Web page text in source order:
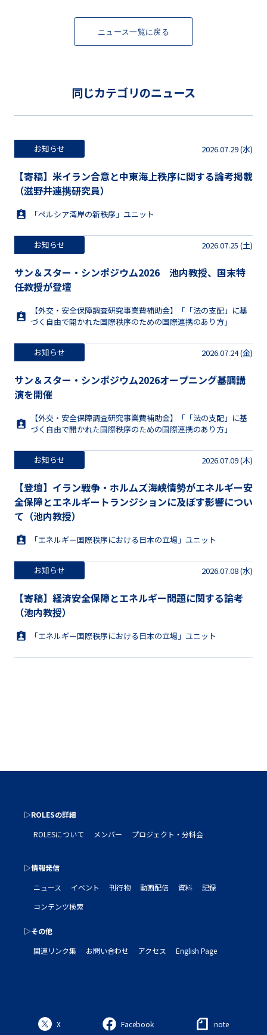
ニュース一覧に戻る
同じカテゴリのニュース
お知らせ 2026.07.29 (水)
【寄稿】米イラン合意と中東海上秩序に関する論考掲載
（滋野井連携研究員）
「ペルシア湾岸の新秩序」ユニット
お知らせ 2026.07.25 (土)
サン＆スター・シンポジウム2026 池内教授、国末特
任教授が登壇
【外交・安全保障調査研究事業費補助金】「「法の支配」に基
づく自由で開かれた国際秩序のための国際連携のあり方」
お知らせ 2026.07.24 (金)
サン＆スター・シンポジウム2026オープニング基調講
演を開催
【外交・安全保障調査研究事業費補助金】「「法の支配」に基
づく自由で開かれた国際秩序のための国際連携のあり方」
お知らせ 2026.07.09 (木)
【登壇】イラン戦争・ホルムズ海峡情勢がエネルギー安
全保障とエネルギートランジションに及ぼす影響につい
て（池内教授）
「エネルギー国際秩序における日本の立場」ユニット
お知らせ 2026.07.08 (水)
【寄稿】経済安全保障とエネルギー問題に関する論考
（池内教授）
「エネルギー国際秩序における日本の立場」ユニット
▷ROLESの詳細
ROLESについて
メンバー プロジェクト・分科会
▷情報発信
ニュース
イベント 刊行物 動画配信 資料
記録
コンテンツ検索
▷その他
関連リンク集
お問い合わせ アクセス English Page
X Facebook note